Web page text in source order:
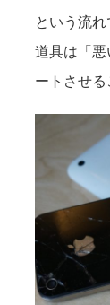
という流
道具は「
ートさせる